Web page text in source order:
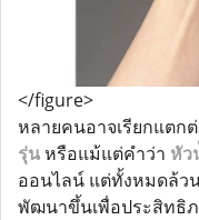
</figure>
หลายคนอาจเรียกแตก
รุ่นหรือแม้แต่คำว่า หัว
ออนไลน์ แต่ทั้งหมดล้ว
พัฒนาขึ้นเพื่อประสิทธิ